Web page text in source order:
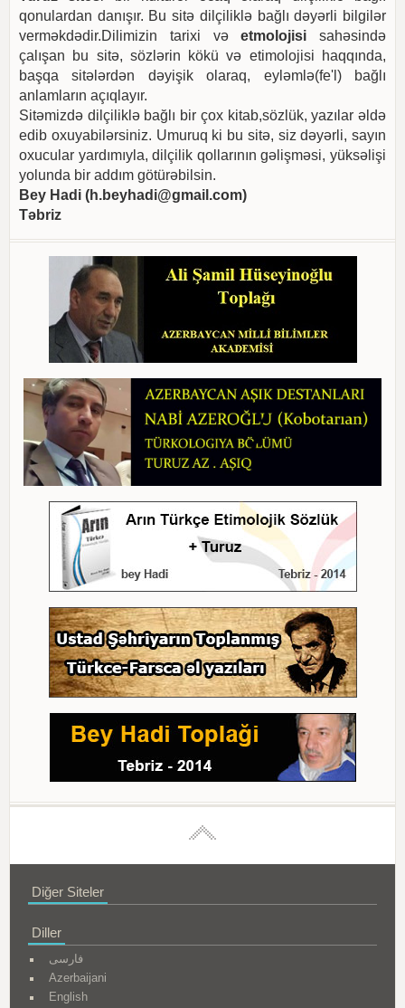
qonulardan danışır. Bu sitə dilçiliklə bağlı dəyərli bilgilər
verməkdədir.Dilimizin tarixi vəetmolojisi sahəsində
çalışan bu sitə, sözlərin kökü və etimolojisi haqqında,
başqa sitələrdən dəyişik olaraq, eyləmlə(fe'l) bağlı
anlamların açıqlayır.
Sitəmizdə dilçiliklə bağlı bir çox kitab,sözlük, yazılar əldə
edib oxuyabilərsiniz. Umuruq ki bu sitə, siz dəyərli, sayın
oxucular yardımıyla, dilçilik qollarının gəlişməsi, yüksəlişi
yolunda bir addım götürəbilsin.
Bey Hadi (h.beyhadi@gmail.com)
Təbriz
Diğer Siteler
Diller
فارسی
Azerbaijani
English